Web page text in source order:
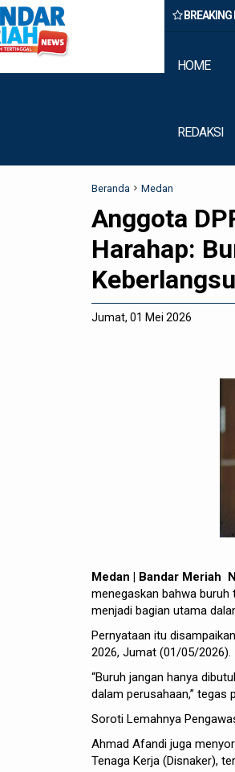
BREAKING
Geng Motor di Marelan Pasar 9
HOME
REDAKSI
Beranda Medan
Anggota
Harahap:
Jumat, 01 Mei 2026
Medan | Bandar Meriah
menegaskan bahwa buruh
menjadi bagian utama
Pernyataan itu
2026, Jumat (01/05/2026).
“Buruh jangan hanya
dalam perusahaan,”
Soroti Lemahnya
Ahmad Afandi juga
Tenaga Kerja (Disnaker),